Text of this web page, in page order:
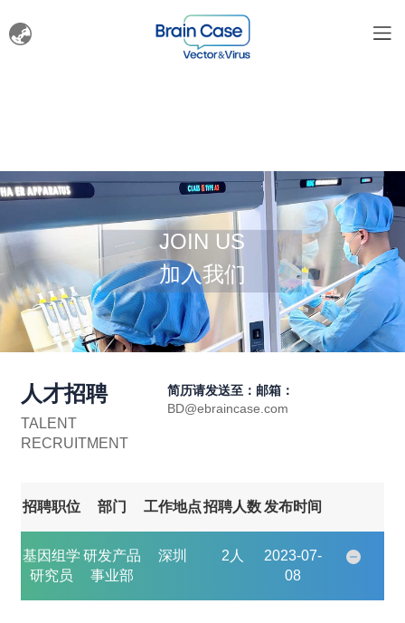
JOIN US
加入我们
人才招聘
TALENT
RECRUITMENT
简历请发送至：邮箱：
BD@ebraincase.com
招聘职位 部门 工作地点 招聘人数 发布时间
基因组学
研究员
研发产品
事业部
深圳 2人
2023-07-
08